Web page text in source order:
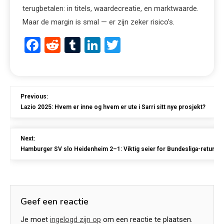
terugbetalen: in titels, waardecreatie, en marktwaarde.
Maar de margin is smal — er zijn zeker risico’s.
Facebook
RedditTumblrLinkedIn
Previous:
Lazio 2025: Hvem er inne og hvem er ute i Sarri sitt nye prosjekt?
Next:
Hamburger SV slo Heidenheim 2–1: Viktig seier for Bundesliga-returen
Geef een reactie
Je moet ingelogd zijn op om een reactie te plaatsen.